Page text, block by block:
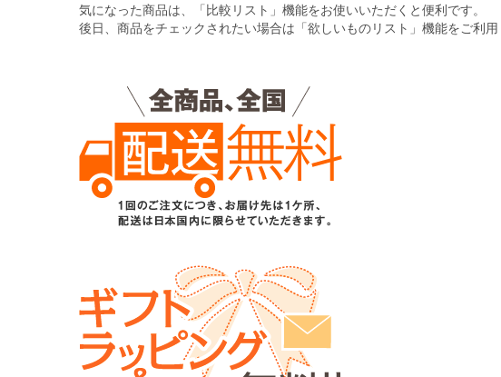
気になった商品は、「比較リスト」機能をお使いいただくと便利です。
後日、商品をチェックされたい場合は「欲しいものリスト」機能をご利用